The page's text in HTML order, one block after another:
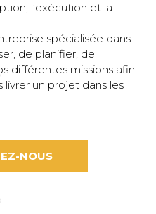
l’exécution et la
spécialisée dans
de planifier, de
différentes missions afin
livrer un projet dans les
NOUS